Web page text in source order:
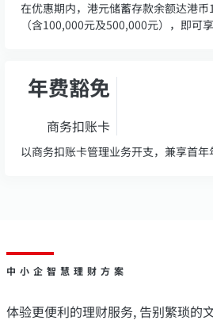
在优惠期内，港元储蓄存款余额达港
（含100,000元及500,000元），即可
年费豁免
商务扣账卡
以商务扣账卡管理业务开支，兼享首年
中小企智慧理财方案
体验更便利的理财服务, 告别繁琐的